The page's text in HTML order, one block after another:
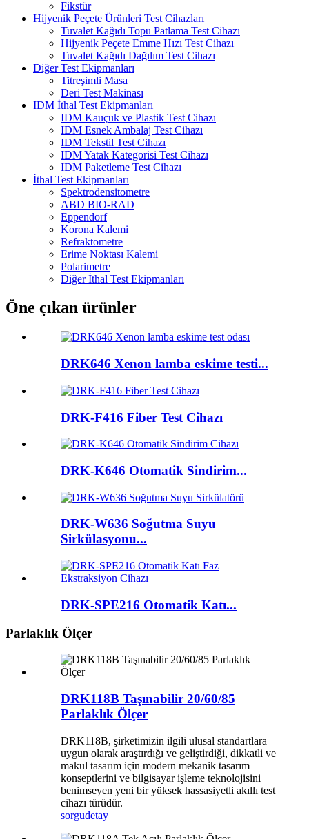
Fikstür
Hijyenik Peçete Ürünleri Test Cihazları
Tuvalet Kağıdı Topu Patlama Test Cihazı
Hijyenik Peçete Emme Hızı Test Cihazı
Tuvalet Kağıdı Dağılım Test Cihazı
Diğer Test Ekipmanları
Titreşimli Masa
Deri Test Makinası
IDM İthal Test Ekipmanları
IDM Kauçuk ve Plastik Test Cihazı
IDM Esnek Ambalaj Test Cihazı
IDM Tekstil Test Cihazı
IDM Yatak Kategorisi Test Cihazı
IDM Paketleme Test Cihazı
İthal Test Ekipmanları
Spektrodensitometre
ABD BIO-RAD
Eppendorf
Korona Kalemi
Refraktometre
Erime Noktası Kalemi
Polarimetre
Diğer İthal Test Ekipmanları
Öne çıkan ürünler
DRK646 Xenon lamba eskime testi...
DRK-F416 Fiber Test Cihazı
DRK-K646 Otomatik Sindirim...
DRK-W636 Soğutma Suyu
Sirkülasyonu...
DRK-SPE216 Otomatik Katı...
Parlaklık Ölçer
DRK118B Taşınabilir 20/60/85
Parlaklık Ölçer
DRK118B, şirketimizin ilgili ulusal standartlara
uygun olarak araştırdığı ve geliştirdiği, dikkatli ve
makul tasarım için modern mekanik tasarım
konseptlerini ve bilgisayar işleme teknolojisini
benimseyen yeni bir yüksek hassasiyetli akıllı test
cihazı türüdür.
sorgudetay